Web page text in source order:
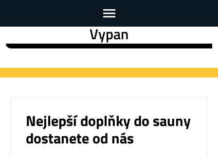
to
(Press
Vypan
Nejlepší doplňky do sauny
dostanete od nás